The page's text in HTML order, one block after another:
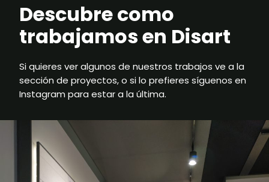
Descubre como
trabajamos en Disart
Si quieres ver algunos de nuestros trabajos ve a la
sección de proyectos, o si lo prefieres síguenos en
Instagram para estar a la última.